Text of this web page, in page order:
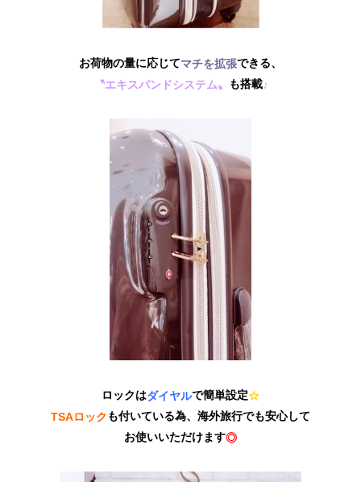
お荷物の量に応じてマチを拡張できる、
〝エキスパンドシステム〟
も搭載♪
ロックはダイヤルで簡単設定☆
TSAロック も付いている為、海外旅行でも安心して
お使いいただけます◎